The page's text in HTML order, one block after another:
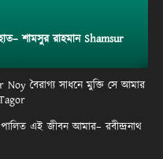
শামসুর রাহমান Shamsur
বৈরাগ্য সাধনে মুক্তি সে আমার
এই জীবন আমার– রবীন্দ্রনাথ